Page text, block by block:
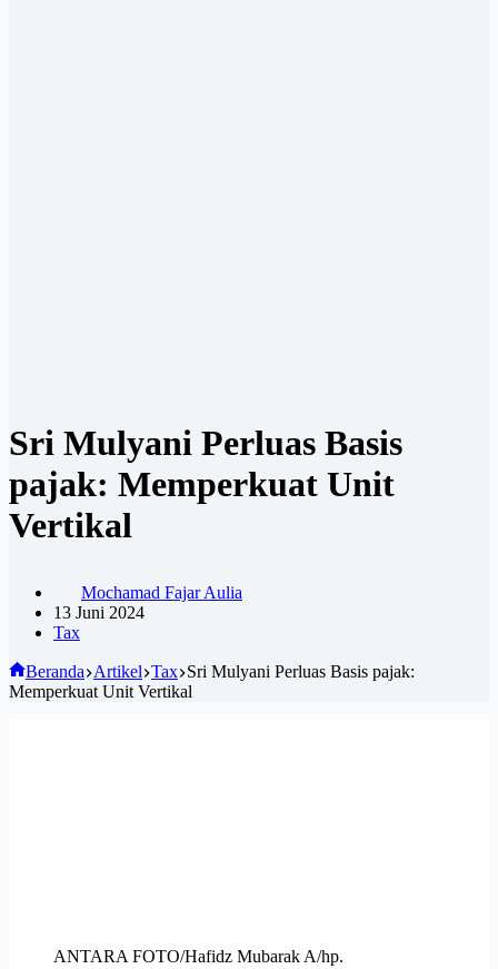
Sri Mulyani Perluas Basis
pajak: Memperkuat Unit
Vertikal
Mochamad Fajar Aulia
13 Juni 2024
Tax
Beranda Artikel Tax Sri Mulyani Perluas Basis pajak:
Memperkuat Unit Vertikal
ANTARA FOTO/Hafidz Mubarak A/hp.